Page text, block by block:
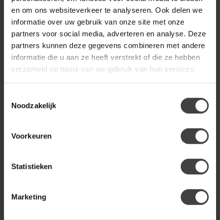
en om ons websiteverkeer te analyseren. Ook delen we
informatie over uw gebruik van onze site met onze
partners voor social media, adverteren en analyse. Deze
partners kunnen deze gegevens combineren met andere
informatie die u aan ze heeft verstrekt of die ze hebben
verzameld op basis van uw gebruik van hun services.
Noodzakelijk
Voorkeuren
Statistieken
Marketing
PTMD
PTMD LED Licht Kaars rustiek
zwart met beweegbare vlam
€14,95
€9,95
Heb je een vraag over dit product?
Of heb je hulp nodig bij de bestelling? Neem gerust contact
op met onze klantenserviceinfo@dewoonwinkel.nlof+31
Recent bekeken
-22%